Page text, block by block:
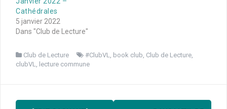
Cathédrales
5 janvier 2022
Dans "Club de Lecture"
Club de Lecture #ClubVL, book club, Club de Lecture,
clubVL, lecture commune